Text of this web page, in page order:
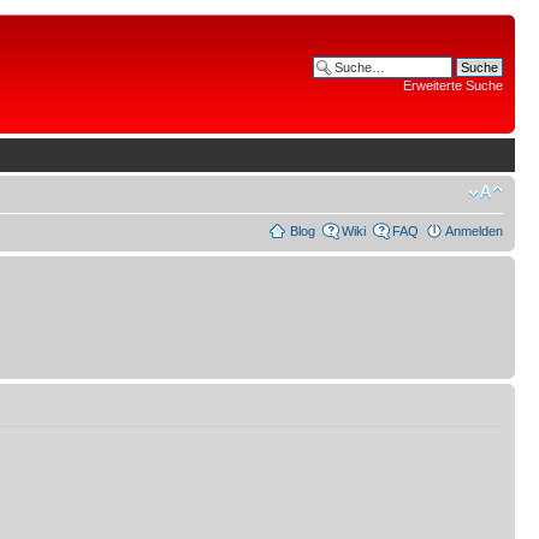
Erweiterte Suche
Blog Wiki FAQ Anmelden